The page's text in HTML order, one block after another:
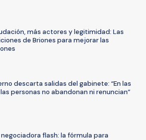
más actores y legitimidad: Las
de Briones para mejorar las
descarta salidas del gabinete: “En las
personas no abandonan ni renuncian”
negociadora flash: la fórmula para